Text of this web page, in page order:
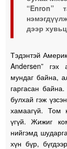
“Enron”
дээр
Тэдэнтэй
Andersen” гэх
мундаг байна,
гаргасан
булхай гэж
хамаагүй. Том
үгүй. Жижиг
нийгэмд
хүн бүр,